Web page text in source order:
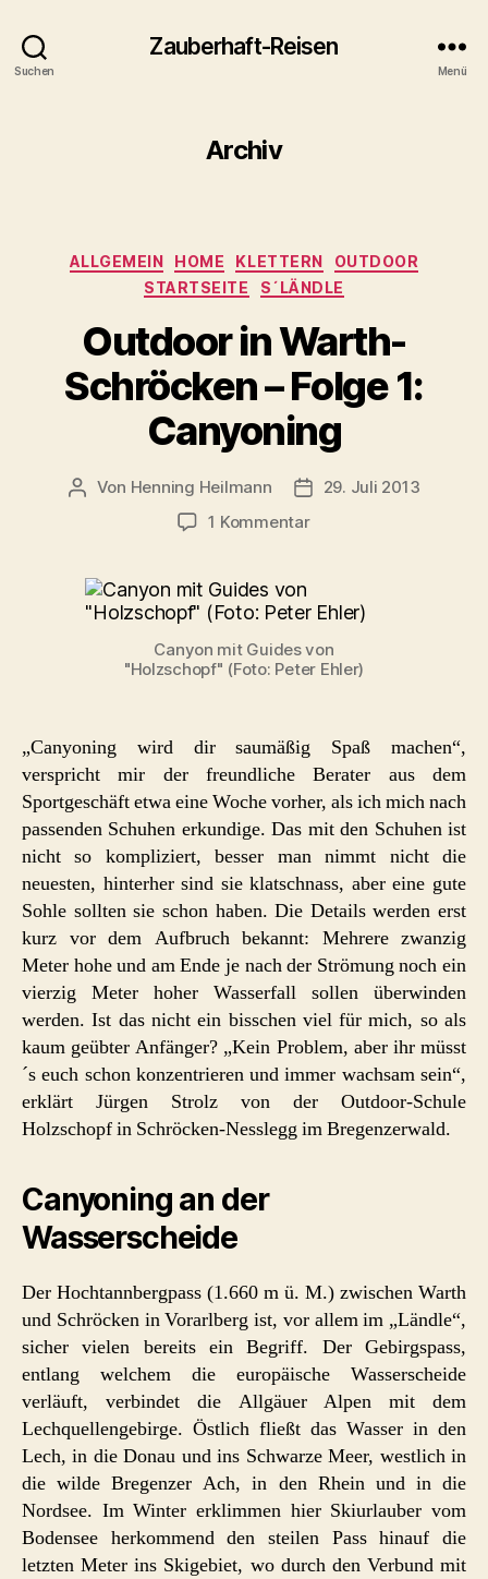
Suchen
Zauberhaft-Reisen
Menü
Archiv
Kategorien
ALLGEMEIN HOME KLETTERN
OUTDOOR
STARTSEITE
S´LÄNDLE
Outdoor in Warth-
Schröcken – Folge 1:
Canyoning
Beitragsautor
Von Henning Heilmann Beitragsdatum
29. Juli 2013
1 Kommentarzu
Schröcken
Folge
Canyon mit Guides von
"Holzschopf" (Foto: Peter Ehler)
„Canyoning wird dir saumäßig Spaß machen“,
verspricht mir der freundliche Berater aus dem
Sportgeschäft etwa eine Woche vorher, als ich mich nach
passenden Schuhen erkundige. Das mit den Schuhen ist
nicht so kompliziert, besser man nimmt nicht die
neuesten, hinterher sind sie klatschnass, aber eine gute
Sohle sollten sie schon haben. Die Details werden erst
kurz vor dem Aufbruch bekannt: Mehrere zwanzig
Meter hohe und am Ende je nach der Strömung noch ein
vierzig Meter hoher Wasserfall sollen überwinden
werden. Ist das nicht ein bisschen viel für mich, so als
kaum geübter Anfänger? „Kein Problem, aber ihr müsst
´s euch schon konzentrieren und immer wachsam sein“,
erklärt Jürgen Strolz von der Outdoor-Schule
Holzschopf in Schröcken-Nesslegg im Bregenzerwald.
Canyoning an der
Wasserscheide
Der Hochtannbergpass (1.660 m ü. M.) zwischen Warth
und Schröcken in Vorarlberg ist, vor allem im „Ländle“,
sicher vielen bereits ein Begriff. Der Gebirgspass,
entlang welchem die europäische Wasserscheide
verläuft, verbindet die Allgäuer Alpen mit dem
Lechquellengebirge. Östlich fließt das Wasser in den
Lech, in die Donau und ins Schwarze Meer, westlich in
die wilde Bregenzer Ach, in den Rhein und in die
Nordsee. Im Winter erklimmen hier Skiurlauber vom
Bodensee herkommend den steilen Pass hinauf die
letzten Meter ins Skigebiet, wo durch den Verbund mit